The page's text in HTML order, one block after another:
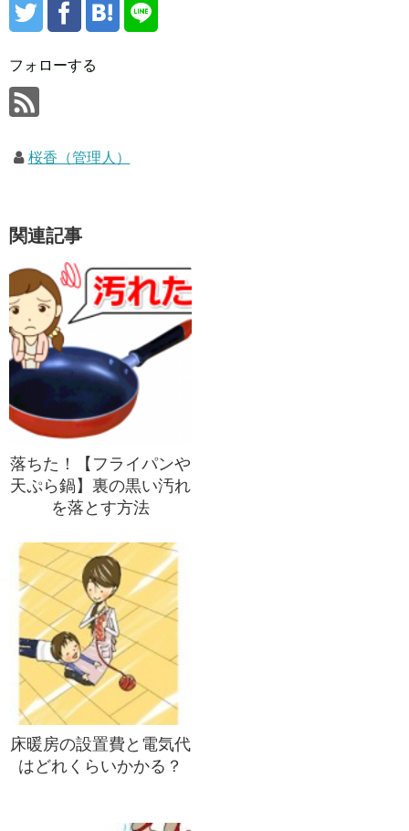
フォローする
桜香（管理人）
関連記事
落ちた！【フライパンや
天ぷら鍋】裏の黒い汚れ
を落とす方法
床暖房の設置費と電気代
はどれくらいかかる？